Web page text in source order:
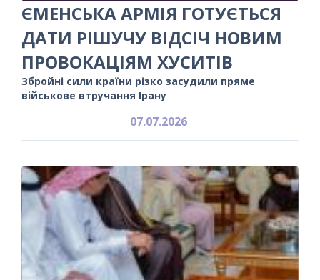
ЄМЕНСЬКА АРМІЯ ГОТУЄТЬСЯ
ДАТИ РІШУЧУ ВІДСІЧ НОВИМ
ПРОВОКАЦІЯМ ХУСИТІВ
Збройні сили країни різко засудили пряме
військове втручання Ірану
07.07.2026